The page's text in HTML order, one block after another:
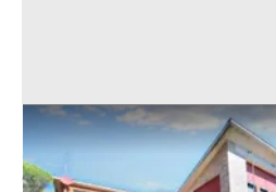
Asta Villa con piscina e parco
Offerta minima
694.575 €